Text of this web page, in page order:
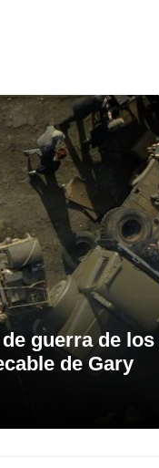
guerra de los
de Gary